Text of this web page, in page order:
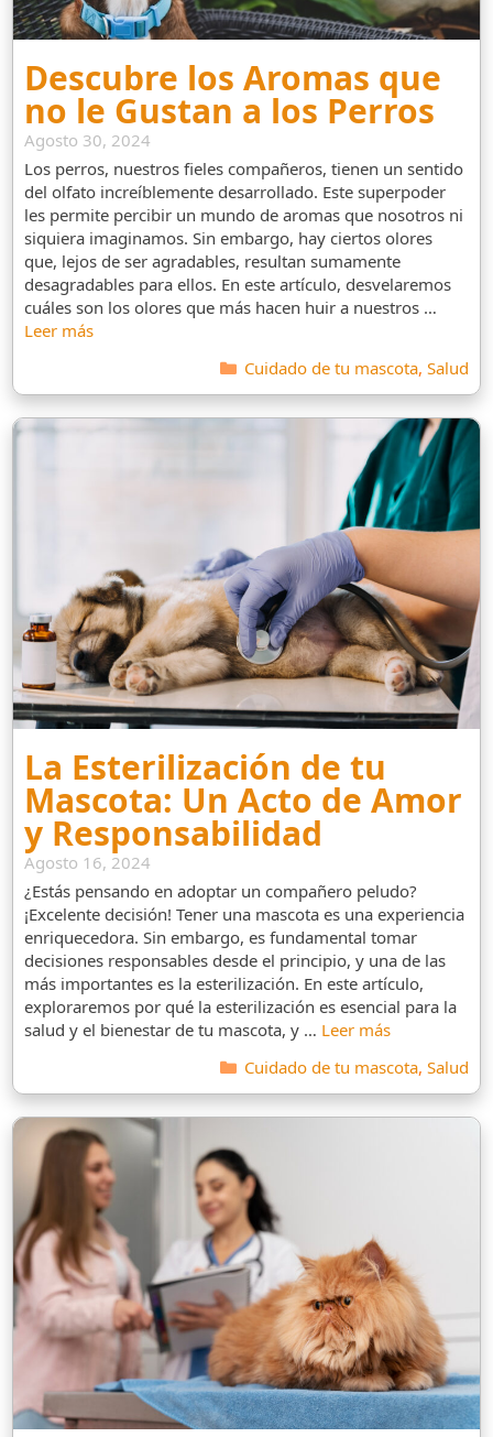
Descubre los Aromas que
no le Gustan a los Perros
Agosto 30, 2024
Los perros, nuestros fieles compañeros, tienen un sentido
del olfato increíblemente desarrollado. Este superpoder
les permite percibir un mundo de aromas que nosotros ni
siquiera imaginamos. Sin embargo, hay ciertos olores
que, lejos de ser agradables, resultan sumamente
desagradables para ellos. En este artículo, desvelaremos
cuáles son los olores que más hacen huir a nuestros …
Leer más
Categorías
Cuidado de tu mascota, Salud
La Esterilización de tu
Mascota: Un Acto de Amor
y Responsabilidad
Agosto 16, 2024
¿Estás pensando en adoptar un compañero peludo?
¡Excelente decisión! Tener una mascota es una experiencia
enriquecedora. Sin embargo, es fundamental tomar
decisiones responsables desde el principio, y una de las
más importantes es la esterilización. En este artículo,
exploraremos por qué la esterilización es esencial para la
salud y el bienestar de tu mascota, y … Leer más
Categorías
Cuidado de tu mascota, Salud